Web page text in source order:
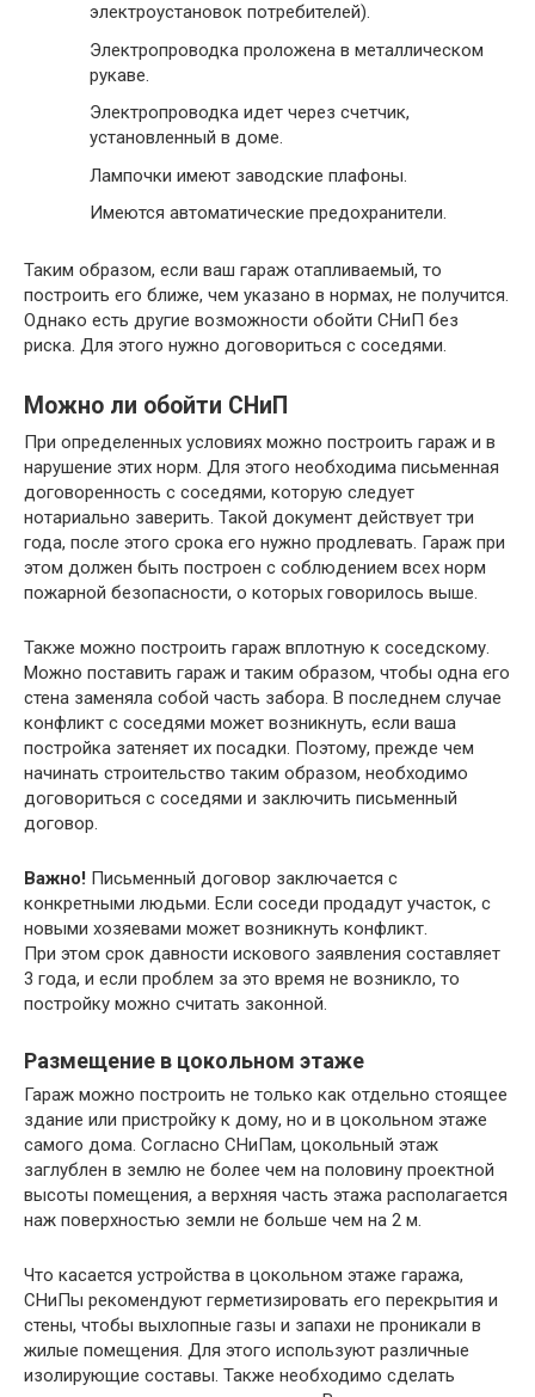
электроустановок потребителей).
Электропроводка проложена в металлическом
рукаве.
Электропроводка идет через счетчик,
установленный в доме.
Лампочки имеют заводские плафоны.
Имеются автоматические предохранители.
Таким образом, если ваш гараж отапливаемый, то
построить его ближе, чем указано в нормах, не получится.
Однако есть другие возможности обойти СНиП без
риска. Для этого нужно договориться с соседями.
Можно ли обойти СНиП
При определенных условиях можно построить гараж и в
нарушение этих норм. Для этого необходима письменная
договоренность с соседями, которую следует
нотариально заверить. Такой документ действует три
года, после этого срока его нужно продлевать. Гараж при
этом должен быть построен с соблюдением всех норм
пожарной безопасности, о которых говорилось выше.
Также можно построить гараж вплотную к соседскому.
Можно поставить гараж и таким образом, чтобы одна его
стена заменяла собой часть забора. В последнем случае
конфликт с соседями может возникнуть, если ваша
постройка затеняет их посадки. Поэтому, прежде чем
начинать строительство таким образом, необходимо
договориться с соседями и заключить письменный
договор.
Важно! Письменный договор заключается с
конкретными людьми. Если соседи продадут участок, с
новыми хозяевами может возникнуть конфликт.
При этом срок давности искового заявления составляет
3 года, и если проблем за это время не возникло, то
постройку можно считать законной.
Размещение в цокольном этаже
Гараж можно построить не только как отдельно стоящее
здание или пристройку к дому, но и в цокольном этаже
самого дома. Согласно СНиПам, цокольный этаж
заглублен в землю не более чем на половину проектной
высоты помещения, а верхняя часть этажа располагается
наж поверхностью земли не больше чем на 2 м.
Что касается устройства в цокольном этаже гаража,
СНиПы рекомендуют герметизировать его перекрытия и
стены, чтобы выхлопные газы и запахи не проникали в
жилые помещения. Для этого используют различные
изолирующие составы. Также необходимо сделать